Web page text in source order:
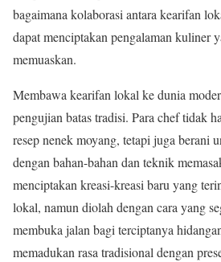
bagaimana kolaborasi antara kearifan
dapat menciptakan pengalaman kuliner
memuaskan.
Membawa kearifan lokal ke dunia
pengujian batas tradisi. Para chef tidak
resep nenek moyang, tetapi juga berani
dengan bahan-bahan dan teknik
menciptakan kreasi-kreasi baru yang
lokal, namun diolah dengan cara yang
membuka jalan bagi terciptanya
memadukan rasa tradisional dengan